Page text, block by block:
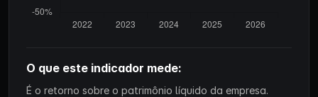
O que este indicador mede:
É o retorno sobre o patrimônio líquido da empresa.